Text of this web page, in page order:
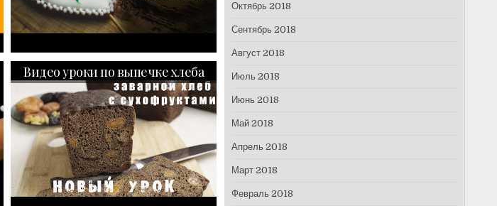
Видео уроки по выпечке хлеба
Октябрь 2018
Сентябрь 2018
Август 2018
Июль 2018
Июнь 2018
Май 2018
Апрель 2018
Март 2018
Февраль 2018